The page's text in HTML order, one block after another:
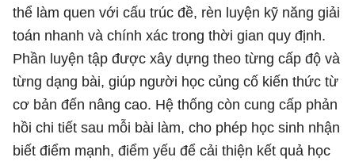
thể làm quen với cấu trúc đề, rèn luyện kỹ năng giải
toán nhanh và chính xác trong thời gian quy định.
Phần luyện tập được xây dựng theo từng cấp độ và
từng dạng bài, giúp người học củng cố kiến thức từ
cơ bản đến nâng cao. Hệ thống còn cung cấp phản
hồi chi tiết sau mỗi bài làm, cho phép học sinh nhận
biết điểm mạnh, điểm yếu để cải thiện kết quả học